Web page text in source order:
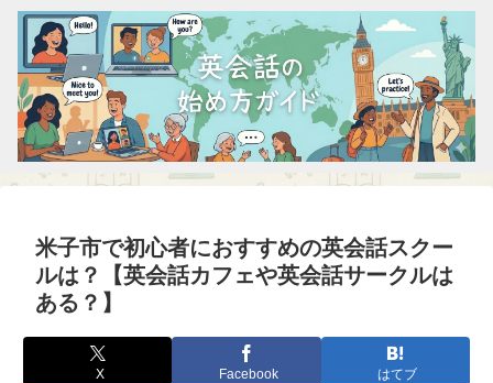
米子市で初心者におすすめの英会話スクー
ルは？【英会話カフェや英会話サークルは
ある？】
X Facebook はてブ